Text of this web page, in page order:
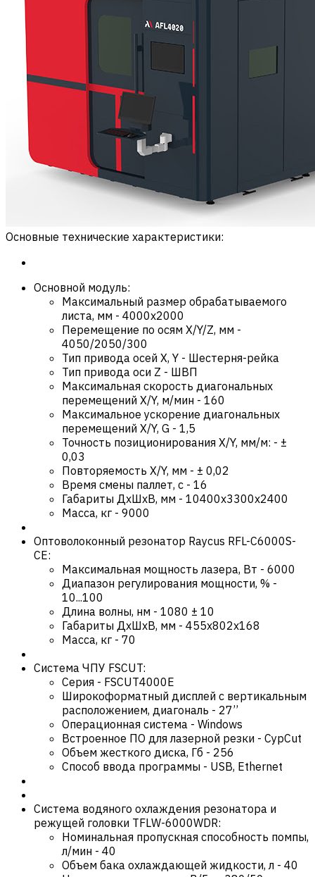
Основные технические характеристики:
Основной модуль:
Максимальный размер обрабатываемого
листа, мм - 4000х2000
Перемещение по осям X/Y/Z, мм -
4050/2050/300
Тип привода осей X, Y - Шестерня-рейка
Тип привода оси Z - ШВП
Максимальная скорость диагональных
перемещений X/Y, м/мин - 160
Максимальное ускорение диагональных
перемещений X/Y, G - 1,5
Точность позиционирования X/Y, мм/м: - ±
0,03
Повторяемость X/Y, мм - ± 0,02
Время смены паллет, с - 16
Габариты ДхШхВ, мм - 10400х3300х2400
Масса, кг - 9000
Оптоволоконный резонатор Raycus RFL-C6000S-
CE:
Максимальная мощность лазера, Вт - 6000
Диапазон регулирования мощности, % -
10...100
Длина волны, нм - 1080 ± 10
Габариты ДхШхВ, мм - 455x802x168
Масса, кг - 70
Система ЧПУ FSCUT:
Серия - FSCUT4000E
Широкоформатный дисплей с вертикальным
расположением, диагональ - 27’’
Операционная система - Windows
Встроенное ПО для лазерной резки - CypCut
Объем жесткого диска, Гб - 256
Способ ввода программы - USB, Ethernet
Система водяного охлаждения резонатора и
режущей головки TFLW-6000WDR:
Номинальная пропускная способность помпы,
л/мин - 40
Объем бака охлаждающей жидкости, л - 40